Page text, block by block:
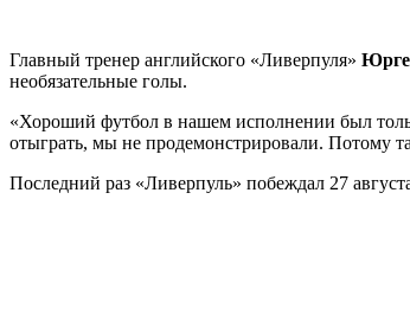
Главный тренер английского «Ливерпуля»
необязательные голы.
«Хороший футбол в нашем исполнении был
отыграть, мы не продемонстрировали. Потому
Последний раз «Ливерпуль» побеждал 27